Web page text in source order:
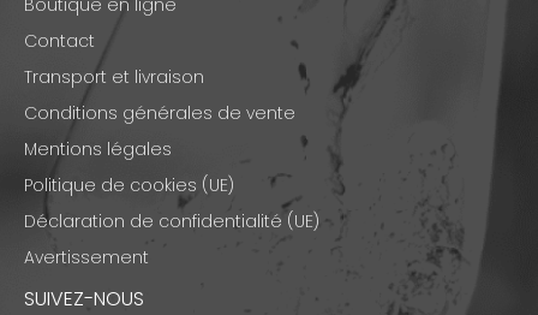
Boutique en ligne
Contact
Transport et livraison
Conditions générales de vente
Mentions légales
Politique de cookies (UE)
Déclaration de confidentialité (UE)
Avertissement
SUIVEZ-NOUS